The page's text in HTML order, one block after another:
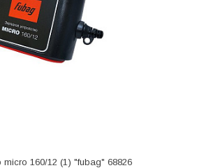
160/12 (1) "fubag" 68826